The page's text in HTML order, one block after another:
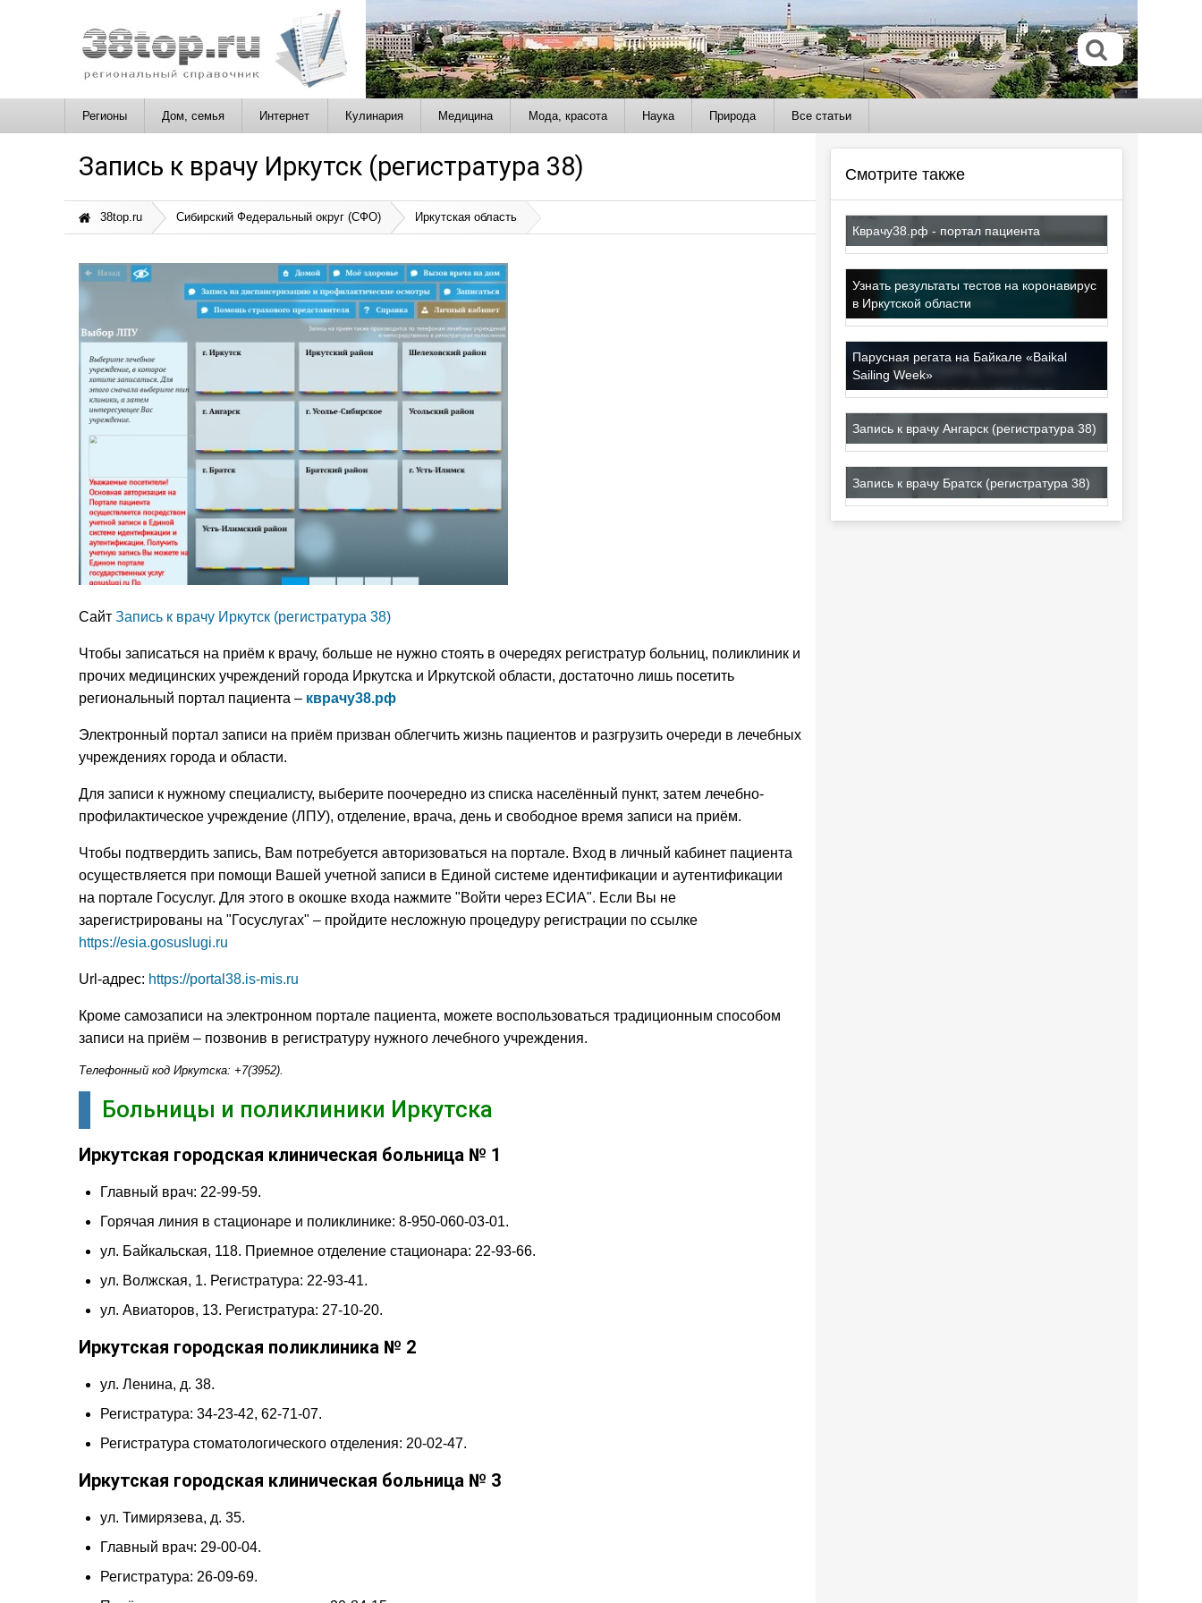
Регионы Дом, семья Интернет Кулинария Медицина Мода, красота Наука Природа Все статьи
Запись к врачу Иркутск (регистратура 38)
38top.ru Сибирский Федеральный округ (СФО) Иркутская область
Сайт Запись к врачу Иркутск (регистратура 38)
Чтобы записаться на приём к врачу, больше не нужно стоять в очередях регистратур больниц, поликлиник и
прочих медицинских учреждений города Иркутска и Иркутской области, достаточно лишь посетить
региональный портал пациента – кврачу38.рф
Электронный портал записи на приём призван облегчить жизнь пациентов и разгрузить очереди в лечебных
учреждениях города и области.
Для записи к нужному специалисту, выберите поочередно из списка населённый пункт, затем лечебно-
профилактическое учреждение (ЛПУ), отделение, врача, день и свободное время записи на приём.
Чтобы подтвердить запись, Вам потребуется авторизоваться на портале. Вход в личный кабинет пациента
осуществляется при помощи Вашей учетной записи в Единой системе идентификации и аутентификации
на портале Госуслуг. Для этого в окошке входа нажмите "Войти через ЕСИА". Если Вы не
зарегистрированы на "Госуслугах" – пройдите несложную процедуру регистрации по ссылке
https://esia.gosuslugi.ru
Url-адрес: https://portal38.is-mis.ru
Кроме самозаписи на электронном портале пациента, можете воспользоваться традиционным способом
записи на приём – позвонив в регистратуру нужного лечебного учреждения.
Телефонный код Иркутска: +7(3952).
Больницы и поликлиники Иркутска
Иркутская городская клиническая больница № 1
Главный врач: 22-99-59.
Горячая линия в стационаре и поликлинике: 8-950-060-03-01.
ул. Байкальская, 118. Приемное отделение стационара: 22-93-66.
ул. Волжская, 1. Регистратура: 22-93-41.
ул. Авиаторов, 13. Регистратура: 27-10-20.
Иркутская городская поликлиника № 2
ул. Ленина, д. 38.
Регистратура: 34-23-42, 62-71-07.
Регистратура стоматологического отделения: 20-02-47.
Иркутская городская клиническая больница № 3
ул. Тимирязева, д. 35.
Главный врач: 29-00-04.
Регистратура: 26-09-69.
Смотрите также
Кврачу38.рф - портал пациента
Узнать результаты тестов на коронавирус
в Иркутской области
Парусная регата на Байкале «Baikal
Sailing Week»
Запись к врачу Ангарск (регистратура 38)
Запись к врачу Братск (регистратура 38)